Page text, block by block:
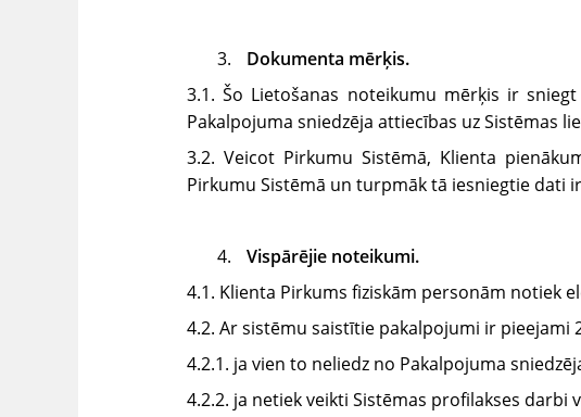
Dokumenta mērķis.
3.1. Šo Lietošanas noteikumu mērķis ir
Pakalpojuma sniedzēja attiecības uz Sistēmas
3.2. Veicot Pirkumu Sistēmā, Klienta
Pirkumu Sistēmā un turpmāk tā iesniegtie dati
Vispārējie noteikumi.
4.1. Klienta Pirkums fiziskām personām notiek
4.2. Ar sistēmu saistītie pakalpojumi ir pieejami
4.2.1. ja vien to neliedz no Pakalpojuma
4.2.2. ja netiek veikti Sistēmas profilakses darbi